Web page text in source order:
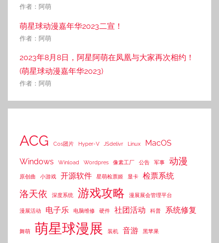
作者：阿萌
萌星球动漫嘉年华2023二宣！
作者：阿萌
2023年8月8日，阿星阿萌在凤凰与大家再次相约！
(萌星球动漫嘉年华2023)
作者：阿萌
ACG Cos团片 Hyper-V JSdelivr Linux
MacOS
Windows
Winload Wordpres 像素工厂 公告 军事 动漫
原创曲 小游戏 开源软件 星萌检票姬 显卡 检票系统
洛天依 深度系统 游戏攻略 漫展展会管理平台
漫展活动 电子乐 电脑维修 硬件 社团活动 科普 系统修复
舞萌 萌星球漫展 装机 音游 黑苹果